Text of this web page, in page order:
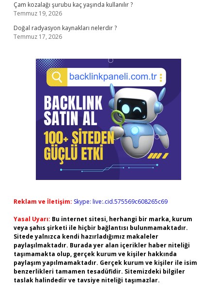
Çam kozalağı şurubu kaç yaşında kullanılır ?
Temmuz 19, 2026
Doğal radyasyon kaynakları nelerdir ?
Temmuz 17, 2026
Reklam ve İletişim: Skype: live:.cid.575569c608265c69
Yasal Uyarı: Bu internet sitesi, herhangi bir marka, kurum
veya şahıs şirketi ile hiçbir bağlantısı bulunmamaktadır.
Sitede yalnızca kendi hazırladığımız makaleler
paylaşılmaktadır. Burada yer alan içerikler haber niteliği
taşımamakta olup, gerçek kurum ve kişiler hakkında
paylaşım yapılmamaktadır. Gerçek kurum ve kişiler ile isim
benzerlikleri tamamen tesadüfidir. Sitemizdeki bilgiler
taslak halindedir ve tavsiye niteliği taşımazlar.